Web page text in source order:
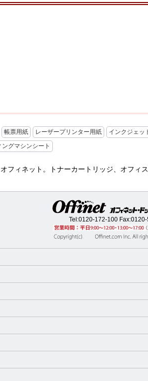
帳票用紙 レーザープリンター用紙 インクジェッ
ングマシンシート
ィネット。トナーカートリッジ、オフィ
Tel:0120-172-100Fax:0120-